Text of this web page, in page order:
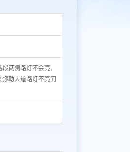
两侧路灯不会亮，
勒大道路灯不亮问